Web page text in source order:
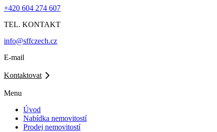
+420 604 274 607
TEL. KONTAKT
info@sffczech.cz
E-mail
Kontaktovat
Menu
Úvod
Nabídka nemovitostí
Prodej nemovitostí